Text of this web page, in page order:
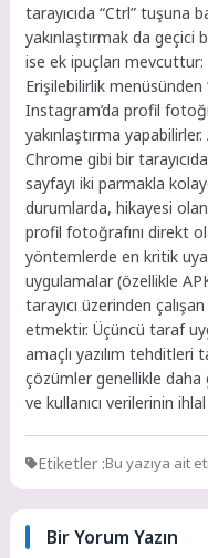
tarayıcıda “Ctrl” tuşuna
yakınlaştırmak da geçici
ise ek ipuçları mevcuttur:
Erişilebilirlik
Instagram’da profil
yakınlaştırma
Chrome gibi bir
sayfayı iki parmakla
durumlarda, hikayesi
profil fotoğrafını direkt
yöntemlerde en kritik
uygulamalar (özellikle
tarayıcı üzerinden
etmektir. Üçüncü taraf
amaçlı yazılım tehditleri
çözümler genellikle daha
ve kullanıcı verilerinin
Etiketler :Bu yazıya ait
Bir Yorum Yazın